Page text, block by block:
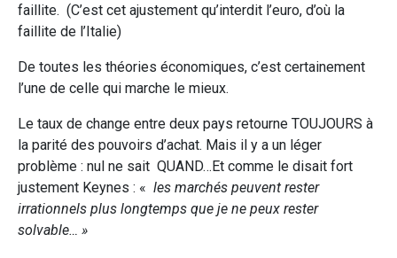
faillite. (C’est cet ajustement qu’interdit l’euro, d’où la
faillite de l’Italie)
De toutes les théories économiques, c’est certainement
l’une de celle qui marche le mieux.
Le taux de change entre deux pays retourne TOUJOURS à
la parité des pouvoirs d’achat. Mais il y a un léger
problème : nul ne sait QUAND…Et comme le disait fort
justement Keynes : « les marchés peuvent rester
irrationnels plus longtemps que je ne peux rester
solvable… »